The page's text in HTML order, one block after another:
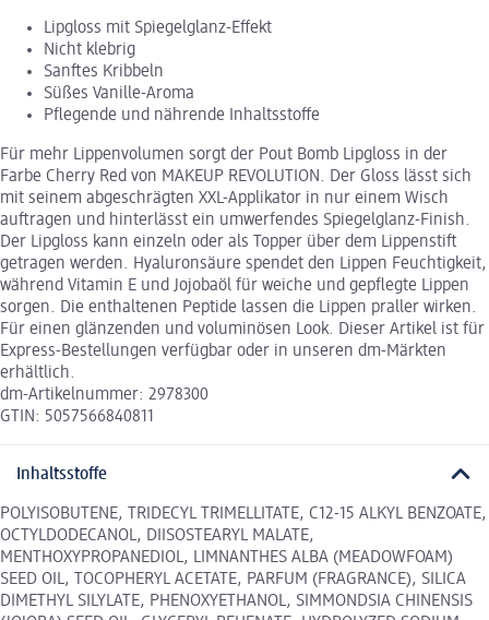
Lipgloss mit Spiegelglanz-Effekt
Nicht klebrig
Sanftes Kribbeln
Süßes Vanille-Aroma
Pflegende und nährende Inhaltsstoffe
Für mehr Lippenvolumen sorgt der Pout Bomb Lipgloss in der
Farbe Cherry Red von MAKEUP REVOLUTION. Der Gloss lässt sich
mit seinem abgeschrägten XXL-Applikator in nur einem Wisch
auftragen und hinterlässt ein umwerfendes Spiegelglanz-Finish.
Der Lipgloss kann einzeln oder als Topper über dem Lippenstift
getragen werden. Hyaluronsäure spendet den Lippen Feuchtigkeit,
während Vitamin E und Jojobaöl für weiche und gepflegte Lippen
sorgen. Die enthaltenen Peptide lassen die Lippen praller wirken.
Für einen glänzenden und voluminösen Look. Dieser Artikel ist für
Express-Bestellungen verfügbar oder in unseren dm-Märkten
erhältlich.
dm-Artikelnummer: 2978300
GTIN: 5057566840811
Inhaltsstoffe
POLYISOBUTENE, TRIDECYL TRIMELLITATE, C12-15 ALKYL BENZOATE,
OCTYLDODECANOL, DIISOSTEARYL MALATE,
MENTHOXYPROPANEDIOL, LIMNANTHES ALBA (MEADOWFOAM)
SEED OIL, TOCOPHERYL ACETATE, PARFUM (FRAGRANCE), SILICA
DIMETHYL SILYLATE, PHENOXYETHANOL, SIMMONDSIA CHINENSIS